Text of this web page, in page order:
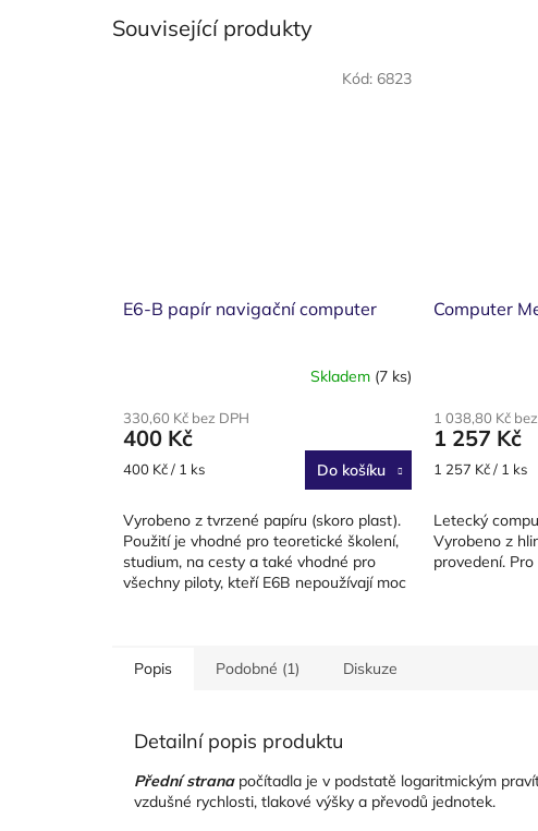
Související produkty
E6-B papír navigační computer
Skladem (7 ks)
330,60 Kč bez DPH
400 Kč
Měrná
400 Kč / 1 ks Do košíku
Vyrobeno z tvrzené papíru (skoro plast).
Použití je vhodné pro teoretické školení,
studium, na cesty a také vhodné pro
všechny piloty, kteří E6B nepoužívají moc
Kód: 6823
Computer
1 038,80 Kč
1 257 Kč
Měrná
1 257 Kč / 1 ks
Letecký
Vyrobeno z
provedení.
Popis Podobné (1) Diskuze
Detailní popis produktu
Přední stranapočítadla je v podstatě logaritmickým
vzdušné rychlosti, tlakové výšky a převodů jednotek.